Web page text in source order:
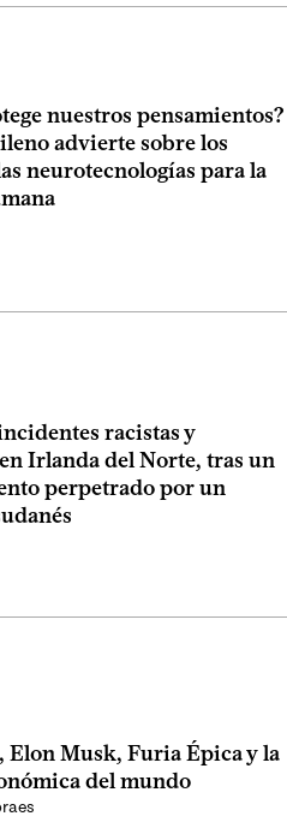
nuestros pensamientos?
advierte sobre los
neurotecnologías para la
racistas y
Irlanda del Norte, tras un
perpetrado por un
Elon Musk, Furia Épica y la
del mundo